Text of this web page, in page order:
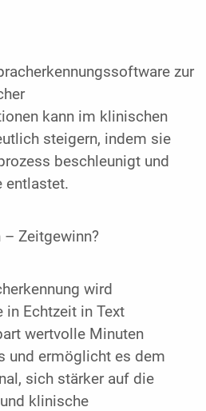
zur
kann im klinischen
steigern, indem sie
beschleunigt und
entlastet.
Zeitgewinn?
wird
in Echtzeit in Text
wertvolle Minuten
und ermöglicht es dem
sich stärker auf die
klinische